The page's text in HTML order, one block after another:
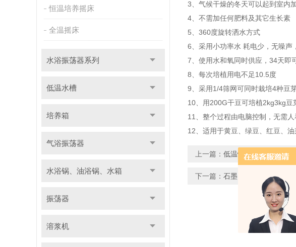
恒温培养摇床
全温摇床
水浴振荡器系列
低温水槽
培养箱
气浴振荡器
水浴锅、油浴锅、水箱
振荡器
溶浆机
3、气候干燥的冬天可以起到室内
4、不需加任何肥料及其它生长素
5、360度旋转洒水方式
6、采用小功率水 耗电少，无噪声
7、使用水和氧同时供应，34天即
8、每次培植用电不足10.5度
9、采用1/4筛网可同时栽培4种豆
10、用200G干豆可培植2kg3kg豆
11、整个过程由电脑控制，无需人
12、适用于黄豆、绿豆、红豆、
上一篇： 低温恒温槽使用注意事
下一篇： 石墨电热消解仪